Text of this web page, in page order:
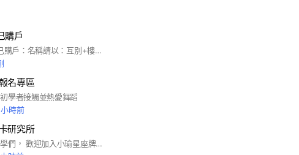
購戶
#佳陞禾樂 #已購戶：名稱請以：互別+樓層+暱稱 進入群組後再請填寫表單認證 表單內容請務必提供合約書（姓名請碼掉中間一碼）
名專區
學者接觸並熱愛舞蹈
時前
研究所
親愛的牌卡同學們， 歡迎加入小瑜星座牌卡研究所！我們這裡是一個共享、學習並成長的空間。為了讓大家都能在這裡獲得美好的體驗，請大家遵守以下幾項互動規則： 1.牌卡分享：我們鼓勵大家使用小瑜星座的牌卡三部曲（小負、小愛、練愛士）以及微光卡來進行交流和分享。 2.日常抽牌打卡：建議大家每天進行抽牌打卡，這不僅有助於身心健康，還能加深對牌卡的理解和應用。 3.分享規則：我們非常歡迎大家分享任何有關身心靈療癒的資訊。然而，請避免販售產品或討論敏感話題，以保持群組的和諧。 4.聚會活動：本群會不定期舉辦線上與線下聚會，讓大家有更多機會互相學習和交流。希望大家能積極參與，也歡迎大家推動我們的活動。 5.相互尊重：在群內，請大家保持禮貌與互愛的態度，創造一個溫馨、支持與理解的社群環境。 讓我們一起用牌卡探索生命的奧秘，互相陪伴在成長的路上。期待看到大家的分享與互動！ 愛你們的， 小瑜星座老師 🌟💖 #小瑜星座 #星座 #微光卡 #小負卡 #小愛卡 #12星座